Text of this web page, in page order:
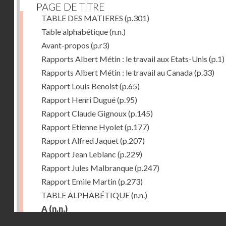
PAGE DE TITRE
TABLE DES MATIERES (p.301)
Table alphabétique(n.n.)
Avant-propos (p.r3)
Rapports Albert Métin : le travail aux Etats-Unis (p.1)
Rapports Albert Métin : le travail au Canada(p.33)
Rapport Louis Benoist(p.65)
Rapport Henri Dugué(p.95)
Rapport Claude Gignoux(p.145)
Rapport Etienne Hyolet(p.177)
Rapport Alfred Jaquet(p.207)
Rapport Jean Leblanc (p.229)
Rapport Jules Malbranque(p.247)
Rapport Emile Martin(p.273)
TABLE ALPHABÉTIQUE(n.n.)
A (n.n.)